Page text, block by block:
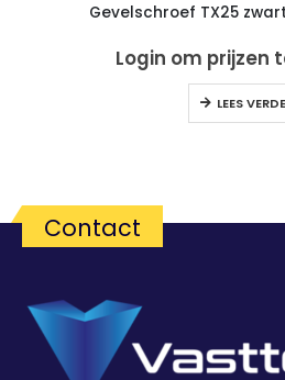
Gevelschroef TX25
Login om prijzen
LEES
Contact